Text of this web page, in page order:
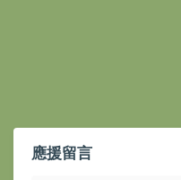
應援留言